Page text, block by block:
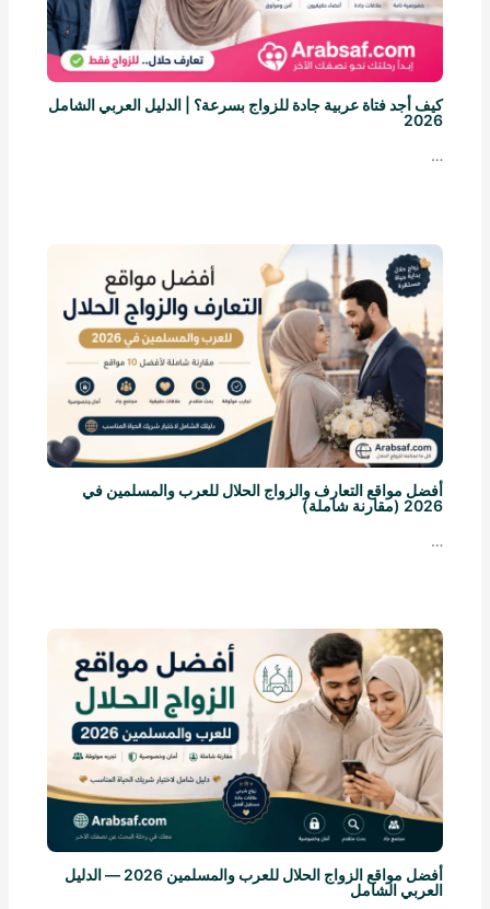
كيف أجد فتاة عربية جادة للزواج بسرعة؟ | الدليل العربي الشامل
2026
…
أفضل مواقع التعارف والزواج الحلال للعرب والمسلمين في
2026 (مقارنة شاملة)
…
أفضل مواقع الزواج الحلال للعرب والمسلمين 2026 — الدليل
العربي الشامل